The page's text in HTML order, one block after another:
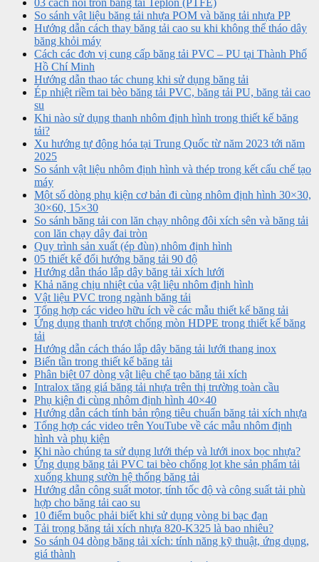
So sánh vật liệu băng tải nhựa POM và băng tải nhựa PP
Hướng dẫn cách thay băng tải cao su khi không thể tháo dây
băng khỏi máy
Cách các đơn vị cung cấp băng tải PVC – PU tại Thành Phố
Hồ Chí Minh
Hướng dẫn thao tác chung khi sử dụng băng tải
Ép nhiệt riềm tai bèo băng tải PVC, băng tải PU, băng tải cao
su
Khi nào sử dụng thanh nhôm định hình trong thiết kế băng
tải?
Xu hướng tự động hóa tại Trung Quốc từ năm 2023 tới năm
2025
So sánh vật liệu nhôm định hình và thép trong kết cấu chế tạo
máy
Một số dòng phụ kiện cơ bản đi cùng nhôm định hình 30×30,
30×60, 15×30
So sánh băng tải con lăn chạy nhông đôi xích sên và băng tải
con lăn chạy dây đai tròn
Quy trình sản xuất (ép đùn) nhôm định hình
05 thiết kế đổi hướng băng tải 90 độ
Hướng dẫn tháo lắp dây băng tải xích lưới
Khả năng chịu nhiệt của vật liệu nhôm định hình
Vật liệu PVC trong ngành băng tải
Tổng hợp các video hữu ích về các mẫu thiết kế băng tải
Ứng dụng thanh trượt chống mòn HDPE trong thiết kế băng
tải
Hướng dẫn cách tháo lắp dây băng tải lưới thang inox
Biến tần trong thiết kế băng tải
Phân biệt 07 dòng vật liệu chế tạo băng tải xích
Intralox tăng giá băng tải nhựa trên thị trường toàn cầu
Phụ kiện đi cùng nhôm định hình 40×40
Hướng dẫn cách tính bản rộng tiêu chuẩn băng tải xích nhựa
Tổng hợp các video trên YouTube về các mẫu nhôm định
hình và phụ kiện
Khi nào chúng ta sử dụng lưới thép và lưới inox bọc nhựa?
Ứng dụng băng tải PVC tai bèo chống lọt khe sản phẩm tải
xuống khung sườn hệ thống băng tải
Hướng dẫn công suất motor, tính tốc độ và công suất tải phù
hợp cho băng tải cao su
10 điểm buộc phải biết khi sử dụng vòng bi bạc đạn
Tải trọng băng tải xích nhựa 820-K325 là bao nhiêu?
So sánh 04 dòng băng tải xích: tính năng kỹ thuật, ứng dụng,
giá thành